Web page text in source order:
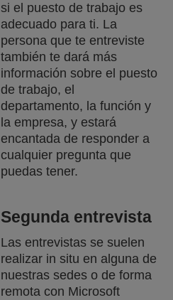
si el puesto de trabajo es
adecuado para ti. La
persona que te entreviste
también te dará más
información sobre el puesto
de trabajo, el
departamento, la función y
la empresa, y estará
encantada de responder a
cualquier pregunta que
puedas tener.
Segunda entrevista
Las entrevistas se suelen
realizar in situ en alguna de
nuestras sedes o de forma
remota con Microsoft